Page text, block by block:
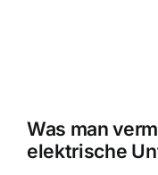
Was man
elektrische